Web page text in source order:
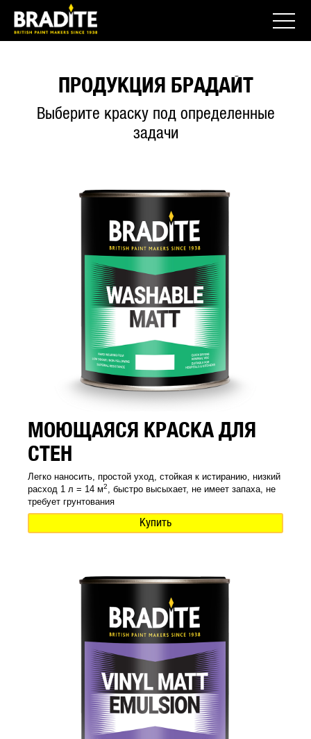
ПРОДУКЦИЯ БРАДАЙТ
Выберите краску под определенные
задачи
МОЮЩАЯСЯ КРАСКА ДЛЯ
СТЕН
Легко наносить, простой уход, стойкая к истиранию, низкий
расход 1 л = 14 м2
, быстро высыхает, не имеет запаха, не
требует грунтования
Купить